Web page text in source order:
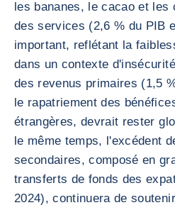
les bananes, le cacao et
des services (2,6 % du PIB
important, reflétant la
dans un contexte
des revenus primaires (1,5
le rapatriement des
étrangères, devrait rester
le même temps, l'excédent
secondaires, composé en
transferts de fonds des
2024), continuera de